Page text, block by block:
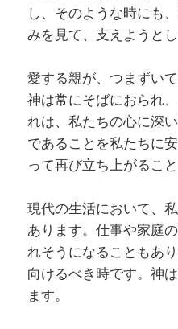
し、そのような時にも
みを見て、支えようと
愛する親が、つまずい
神は常にそばにおられ
れは、私たちの心に深
であることを私たちに
って再び立ち上がるこ
現代の生活において、
あります。仕事や家庭
れそうになることもあ
向けるべき時です。神
ます。